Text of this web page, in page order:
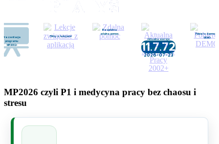
MP2026 czyli P1 i medycyna pracy bez chaosu i
stresu